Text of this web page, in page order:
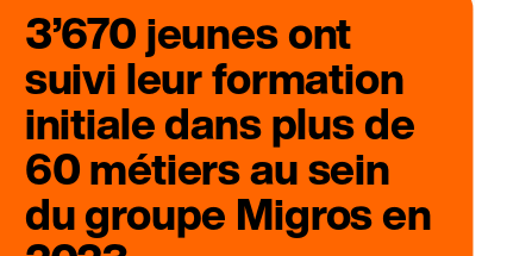
3’670 jeunes ont
suivi leur formation
initiale dans plus de
60 métiers au sein
du groupe Migros en